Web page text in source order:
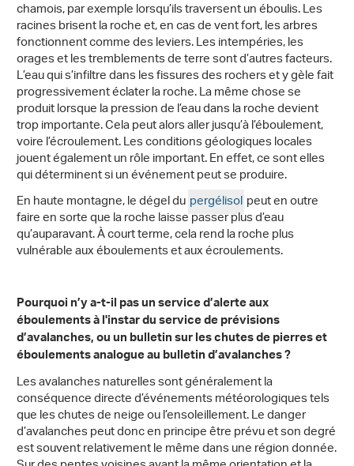
chamois, par exemple lorsqu’ils traversent un éboulis. Les
racines brisent la roche et, en cas de vent fort, les arbres
fonctionnent comme des leviers. Les intempéries, les
orages et les tremblements de terre sont d’autres facteurs.
L’eau qui s’infiltre dans les fissures des rochers et y gèle fait
progressivement éclater la roche. La même chose se
produit lorsque la pression de l’eau dans la roche devient
trop importante. Cela peut alors aller jusqu’à l’éboulement,
voire l’écroulement. Les conditions géologiques locales
jouent également un rôle important. En effet, ce sont elles
qui déterminent si un événement peut se produire.
En haute montagne, le dégel dupergélisolpeut en outre
faire en sorte que la roche laisse passer plus d’eau
qu’auparavant. À court terme, cela rend la roche plus
vulnérable aux éboulements et aux écroulements.
Pourquoi n’y a-t-il pas un service d’alerte aux
éboulements à l'instar du service de prévisions
d’avalanches, ou un bulletin sur les chutes de pierres et
éboulements analogue au bulletin d’avalanches ?
Les avalanches naturelles sont généralement la
conséquence directe d’événements météorologiques tels
que les chutes de neige ou l’ensoleillement. Le danger
d’avalanches peut donc en principe être prévu et son degré
est souvent relativement le même dans une région donnée.